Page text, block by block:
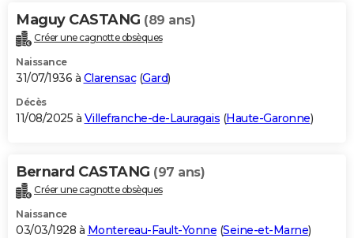
Bricolage
Lifestyle
Culture
Sport
Auto
Television
Voyage
Cinema
Maguy CASTANG (89 ans)
Créer une cagnotte obsèques
Naissance
31/07/1936 à Clarensac(Gard)
Décès
11/08/2025 à Villefranche-de-Lauragais (Haute-Garonne)
Bernard CASTANG (97 ans)
Créer une cagnotte obsèques
Naissance
03/03/1928 à Montereau-Fault-Yonne (Seine-et-Marne)